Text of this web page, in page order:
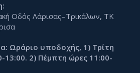
Οδός Λάρισας–Τρικάλων, ΤΚ
Ωράριο υποδοχής, 1) Τρίτη
13:00. 2) Πέμπτη ώρες 11:00-